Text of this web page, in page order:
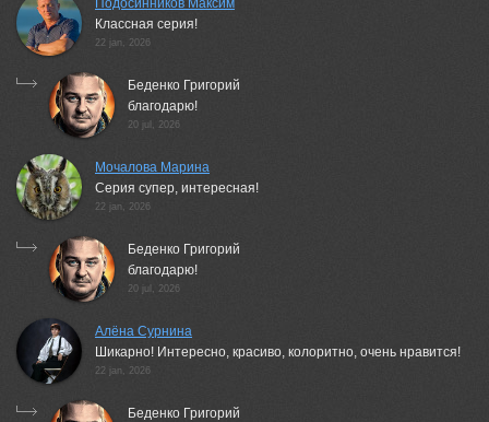
Подосинников Максим
Классная серия!
22 jan, 2026
Беденко Григорий
благодарю!
20 jul, 2026
Мочалова Марина
Серия супер, интересная!
22 jan, 2026
Беденко Григорий
благодарю!
20 jul, 2026
Алёна Сурнина
Шикарно! Интересно, красиво, колоритно, очень нравится!
22 jan, 2026
Беденко Григорий